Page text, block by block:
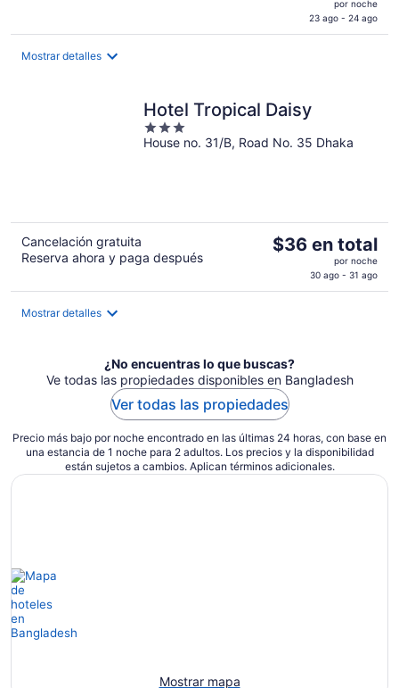
de
por
por noche
23 ago - 24 ago
Mostrar detalles
Hotel Tropical Daisy
3
out
House no. 31/B, Road No. 35 Dhaka
Cancelación gratuita
Reserva ahora y paga después
El
de
por
noche
$36 en total
por noche
30 ago - 31 ago
Mostrar detalles
¿No encuentras lo que buscas?
Ve todas las propiedades disponibles en Bangladesh
Ver todas las propiedades
Precio más bajo por noche encontrado en las últimas 24 horas, con base en
una estancia de 1 noche para 2 adultos. Los precios y la disponibilidad
están sujetos a cambios. Aplican términos adicionales.
Mostrar mapa